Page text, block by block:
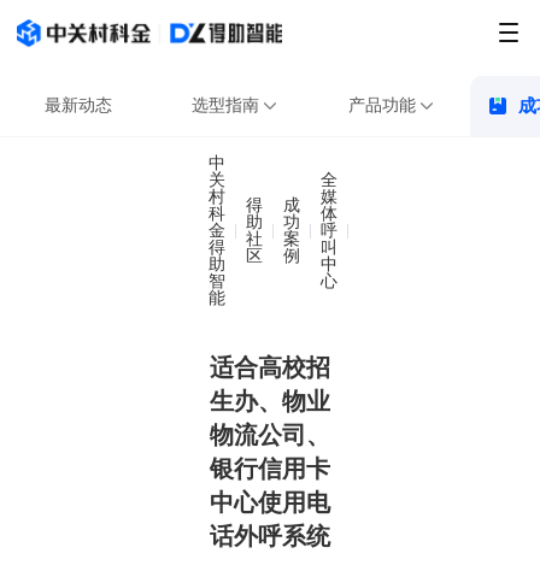
最新动态 选型指南 产品功能
中
关
村
科
金
得
助
智
能
得
助
社
区
成
功
案
例
全
媒
体
呼
叫
中
心
适合高校招
生办、物业
物流公司、
银行信用卡
中心使用电
话外呼系统